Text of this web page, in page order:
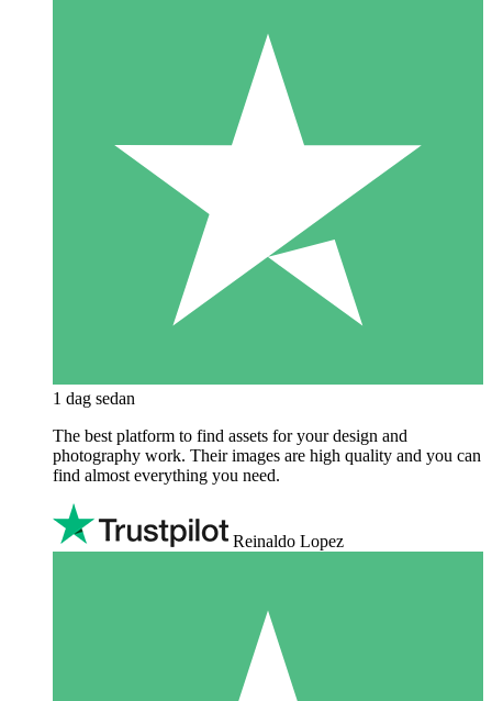
1 dag sedan
The best platform to find assets for your design and
photography work. Their images are high quality and you can
find almost everything you need.
Reinaldo Lopez